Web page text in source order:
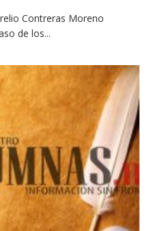
Contreras Moreno
de los...